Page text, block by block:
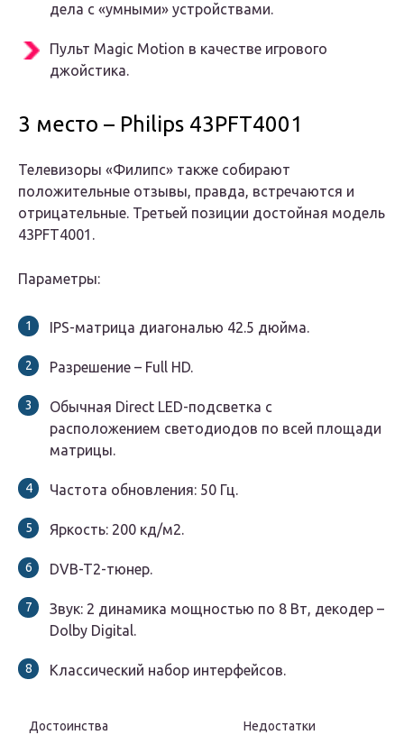
дела с «умными» устройствами.
Пульт Magic Motion в качестве игрового
джойстика.
3 место – Philips 43PFT4001
Телевизоры «Филипс» также собирают
положительные отзывы, правда, встречаются и
отрицательные. Третьей позиции достойная модель
43PFT4001.
Параметры:
IPS-матрица диагональю 42.5 дюйма.
Разрешение – Full HD.
Обычная Direct LED-подсветка с
расположением светодиодов по всей площади
матрицы.
Частота обновления: 50 Гц.
Яркость: 200 кд/м2.
DVB-T2-тюнер.
Звук: 2 динамика мощностью по 8 Вт, декодер –
Dolby Digital.
Классический набор интерфейсов.
Достоинства Недостатки